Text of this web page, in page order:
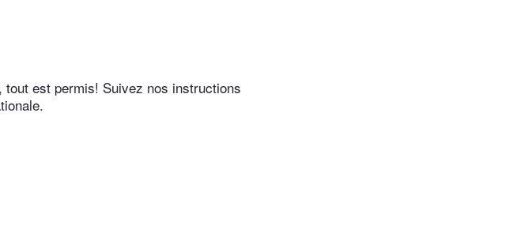
est permis! Suivez nos instructions